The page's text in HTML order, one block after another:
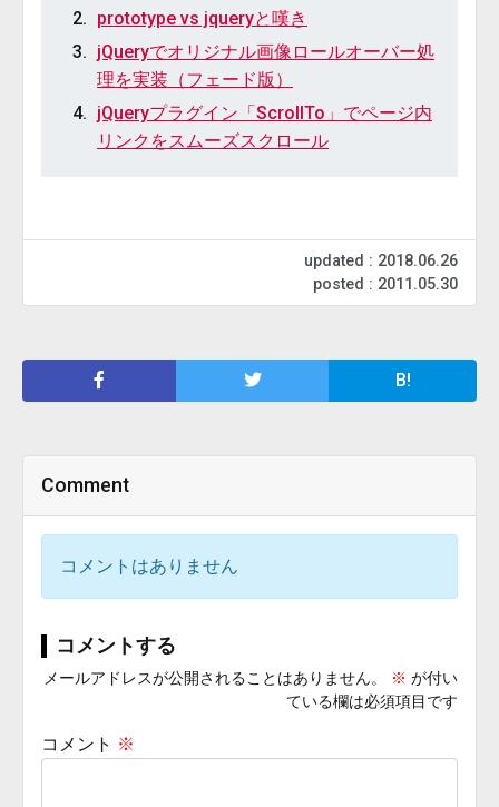
prototype vs jqueryと嘆き
jQueryでオリジナル画像ロールオーバー処
理を実装（フェード版）
jQueryプラグイン「ScrollTo」でページ内
リンクをスムーズスクロール
updated : 2018.06.26
posted : 2011.05.30
B!
Comment
コメントはありません
コメントする
メールアドレスが公開されることはありません。 ※ が付い
ている欄は必須項目です
コメント ※